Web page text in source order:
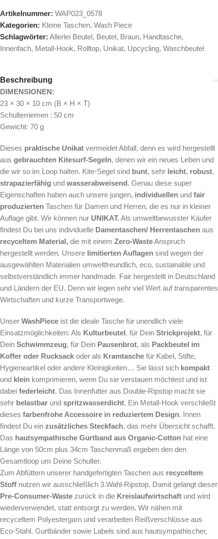
Artikelnummer: WAP023_0578
Kategorien: Kleine Taschen, Wash Piece
Schlagwörter: Allerlei Beutel, Beutel, Braun, Handtasche,
Innenfach, Metall-Hook, Rolltop, Unikat, Upcycling, Waschbeutel
Beschreibung
DIMENSIONEN:
23 × 30 × 10 cm (B × H × T)
Schulterriemen : 50 cm
Gewicht: 70 g
Dieses praktische Unikat vermeidet Abfall, denn es wird hergestellt
aus gebrauchten Kitesurf-Segeln, denen wir ein neues Leben und
die wir so im Loop halten. Kite-Segel sind bunt, sehr leicht, robust,
strapazierfähig und wasserabweisend. Genau diese super
Eigenschaften haben auch unsere jungen, individuellen und fair
produzierten Taschen für Damen und Herren, die es nur in kleiner
Auflage gibt. Wir können nur UNIKAT. Als umweltbewusster Käufer
findest Du bei uns individuelle Damentaschen/ Herrentaschen aus
recyceltem Material, die mit einem Zero-WasteAnspruch
hergestellt werden. Unsere limitierten Auflagen sind wegen der
ausgewählten Materialien umweltfreundlich, eco, sustainable und
selbstverständlich immer handmade. Fair hergestellt in Deutschland
und Ländern der EU. Denn wir legen sehr viel Wert auf transparentes
Wirtschaften und kurze Transportwege.
Unser WashPiece ist die ideale Tasche für unendlich viele
Einsatzmöglichkeiten: Als Kulturbeutel, für Dein Strickprojekt, für
Dein Schwimmzeug, für Dein Pausenbrot, als Packbeutel im
Koffer oder Rucksack oder als Kramtasche für Kabel, Stifte,
Hygieneartikel oder andere Kleinigkeiten… Sie lässt sich kompakt
und klein komprimieren, wenn Du sie verstauen möchtest und ist
dabei federleicht. Das Innenfutter aus Double-Ripstop macht sie
sehr belastbar und spritzwasserdicht. Ein Metall-Hook verschließt
dieses farbenfrohe Accessoire in reduziertem Design. Innen
findest Du ein zusätzliches Steckfach, das mehr Übersicht schafft.
Das hautsympathische Gurtband aus Organic-Cotton hat eine
Länge von 50cm plus 34cm Taschenmaß ergeben den den
Gesamtloop um Deine Schulter.
Zum Abfüttern unserer handgefertigten Taschen aus recyceltem
Stoff nutzen wir ausschließlich 3.Wahl-Ripstop. Damit gelangt dieser
Pre-Consumer-Waste zurück in die Kreislaufwirtschaft und wird
wiederverwendet, statt entsorgt zu werden. Wir nähen mit
recyceltem Polyestergarn und verarbeiten Reißverschlüsse aus
Eco-Stahl. Gurtbänder sowie Labels sind aus hautsympathischer,